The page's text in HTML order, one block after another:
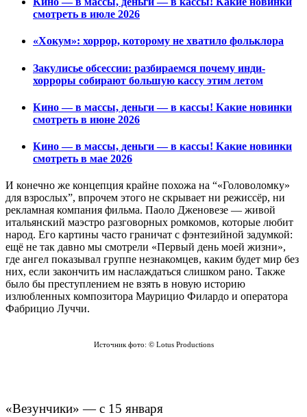
смотреть в июле 2026
«Хокум»: хоррор, которому не хватило фольклора
Закулисье обсессии: разбираемся почему инди-
хорроры собирают большую кассу этим летом
Кино — в массы, деньги — в кассы! Какие новинки
смотреть в июне 2026
Кино — в массы, деньги — в кассы! Какие новинки
смотреть в мае 2026
И конечно же концепция крайне похожа на “«Головоломку»
для взрослых”, впрочем этого не скрывает ни режиссёр, ни
рекламная компания фильма. Паоло Дженовезе — живой
итальянский маэстро разговорных ромкомов, которые любит
народ. Его картины часто граничат с фэнтезийной задумкой:
ещё не так давно мы смотрели «Первый день моей жизни»,
где ангел показывал группе незнакомцев, каким будет мир без
них, если закончить им наслаждаться слишком рано. Также
было бы преступлением не взять в новую историю
излюбленных композитора Маурицио Филардо и оператора
Фабрицио Луччи.
Источник фото: © Lotus Productions
«Везунчики» — с 15 января